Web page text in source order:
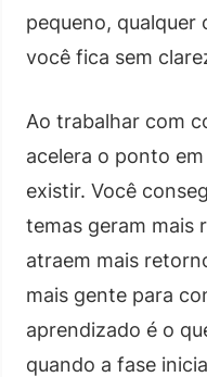
pequeno, qualquer
você fica sem
Ao trabalhar com
acelera o ponto
existir. Você
temas geram mais
atraem mais
mais gente para
aprendizado é o
quando a fase